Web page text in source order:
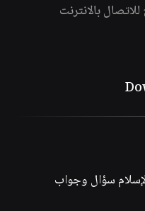
بالانترنت
سؤال وجواب